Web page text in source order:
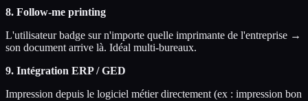
8. Follow-me printing
L'utilisateur badge sur n'importe quelle imprimante de l'entreprise →
son document arrive là. Idéal multi-bureaux.
9. Intégration ERP / GED
Impression depuis le logiciel métier directement (ex : impression bon